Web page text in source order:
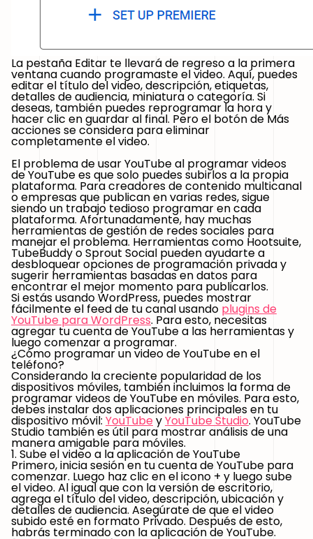
La pestaña Editar te llevará de regreso a la primera
ventana cuando programaste el video. Aquí, puedes
editar el título del video, descripción, etiquetas,
detalles de audiencia, miniatura o categoría. Si
deseas, también puedes reprogramar la hora y
hacer clic en guardar al final. Pero el botón de Más
acciones se considera para eliminar
completamente el video.
El problema de usar YouTube al programar videos
de YouTube es que solo puedes subirlos a la propia
plataforma. Para creadores de contenido multicanal
o empresas que publican en varias redes, sigue
siendo un trabajo tedioso programar en cada
plataforma. Afortunadamente, hay muchas
herramientas de gestión de redes sociales para
manejar el problema. Herramientas como Hootsuite,
TubeBuddy o Sprout Social pueden ayudarte a
desbloquear opciones de programación privada y
sugerir herramientas basadas en datos para
encontrar el mejor momento para publicarlos.
Si estás usando WordPress, puedes mostrar
fácilmente el feed de tu canal usando plugins de
YouTube para WordPress. Para esto, necesitas
agregar tu cuenta de YouTube a las herramientas y
luego comenzar a programar.
¿Cómo programar un video de YouTube en el
teléfono?
Considerando la creciente popularidad de los
dispositivos móviles, también incluimos la forma de
programar videos de YouTube en móviles. Para esto,
debes instalar dos aplicaciones principales en tu
dispositivo móvil: YouTubeyYouTube Studio. YouTube
Studio también es útil para mostrar análisis de una
manera amigable para móviles.
1. Sube el video a la aplicación de YouTube
Primero, inicia sesión en tu cuenta de YouTube para
comenzar. Luego haz clic en el icono + y luego sube
el video. Al igual que con la versión de escritorio,
agrega el título del video, descripción, ubicación y
detalles de audiencia. Asegúrate de que el video
subido esté en formato Privado. Después de esto,
habrás terminado con la aplicación de YouTube.